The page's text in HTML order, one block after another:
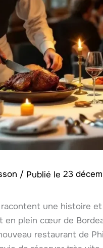
/ 23
une histoire et
en plein cœur de
restaurant de